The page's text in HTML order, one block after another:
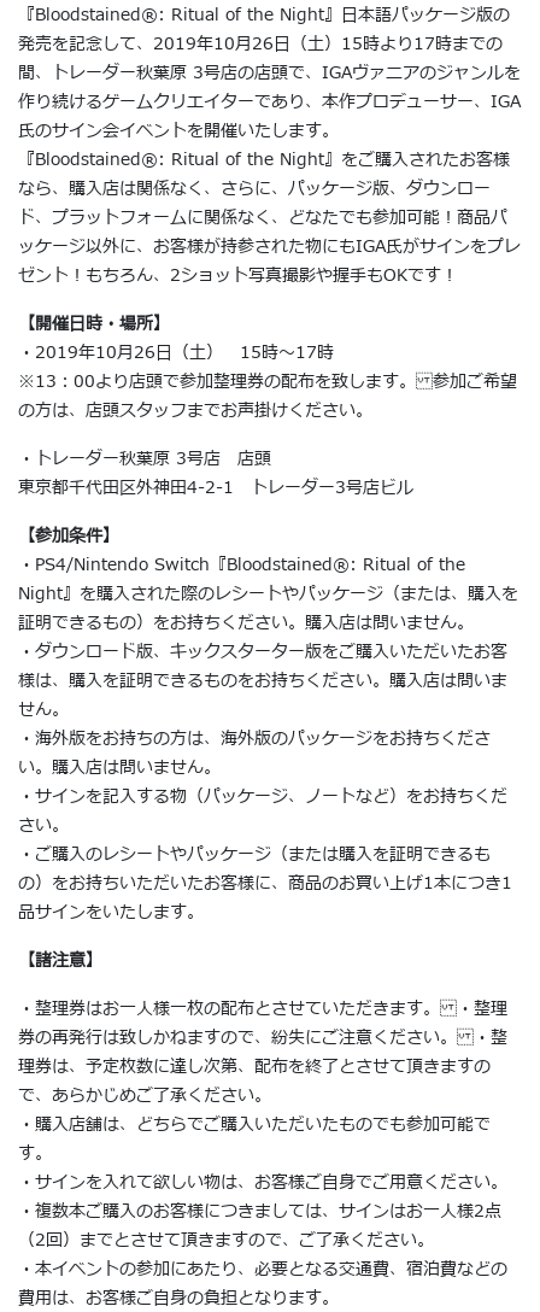
『Bloodstained®︎: Ritual of the Night』日本語パッケージ版の
発売を記念して、2019年10月26日（土）15時より17時までの
間、トレーダー秋葉原 3号店の店頭で、IGAヴァニアのジャンルを
作り続けるゲームクリエイターであり、本作プロデューサー、IGA
氏のサイン会イベントを開催いたします。
『Bloodstained®︎: Ritual of the Night』をご購入されたお客様
なら、購入店は関係なく、さらに、パッケージ版、ダウンロー
ド、プラットフォームに関係なく、どなたでも参加可能！商品パ
ッケージ以外に、お客様が持参された物にもIGA氏がサインをプレ
ゼント！もちろん、2ショット写真撮影や握手もOKです！
【開催日時・場所】
・2019年10月26日（土） 15時～17時
※13：00より店頭で参加整理券の配布を致します。 参加ご希望
の方は、店頭スタッフまでお声掛けください。
・トレーダー秋葉原 3号店 店頭
東京都千代田区外神田4-2-1 トレーダー3号店ビル
【参加条件】
・PS4/Nintendo Switch『Bloodstained®︎: Ritual of the
Night』を購入された際のレシートやパッケージ（または、購入を
証明できるもの）をお持ちください。購入店は問いません。
・ダウンロード版、キックスターター版をご購入いただいたお客
様は、購入を証明できるものをお持ちください。購入店は問いま
せん。
・海外版をお持ちの方は、海外版のパッケージをお持ちくださ
い。購入店は問いません。
・サインを記入する物（パッケージ、ノートなど）をお持ちくだ
さい。
・ご購入のレシートやパッケージ（または購入を証明できるも
の）をお持ちいただいたお客様に、商品のお買い上げ1本につき1
品サインをいたします。
【諸注意】
・整理券はお一人様一枚の配布とさせていただきます。 ・整理
券の再発行は致しかねますので、紛失にご注意ください。 ・整
理券は、予定枚数に達し次第、配布を終了とさせて頂きますの
で、あらかじめご了承ください。
・購入店舗は、どちらでご購入いただいたものでも参加可能で
す。
・サインを入れて欲しい物は、お客様ご自身でご用意ください。
・複数本ご購入のお客様につきましては、サインはお一人様2点
（2回）までとさせて頂きますので、ご了承ください。
・本イベントの参加にあたり、必要となる交通費、宿泊費などの
費用は、お客様ご自身の負担となります。